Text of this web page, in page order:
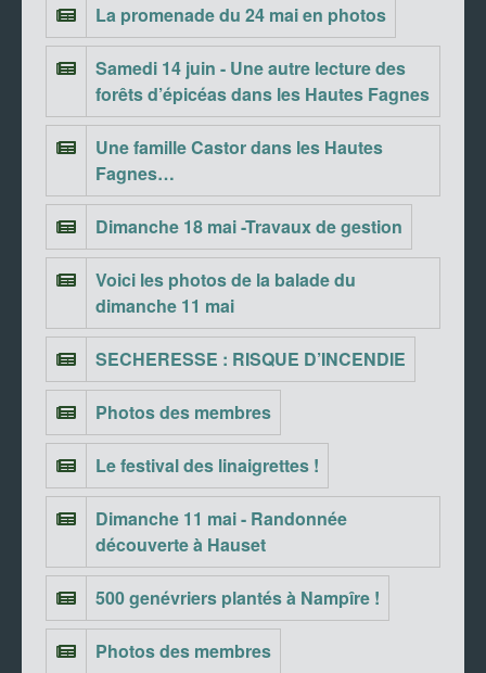
La promenade du 24 mai en photos
Samedi 14 juin - Une autre lecture des
forêts d’épicéas dans les Hautes Fagnes
Une famille Castor dans les Hautes
Fagnes…
Dimanche 18 mai -Travaux de gestion
Voici les photos de la balade du
dimanche 11 mai
SECHERESSE : RISQUE D’INCENDIE
Photos des membres
Le festival des linaigrettes !
Dimanche 11 mai - Randonnée
découverte à Hauset
500 genévriers plantés à Nampîre !
Photos des membres